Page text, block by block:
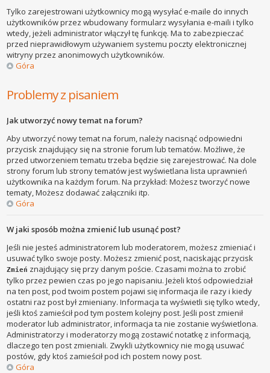
Tylko zarejestrowani użytkownicy mogą wysyłać e-maile do innych
użytkowników przez wbudowany formularz wysyłania e-maili i tylko
wtedy, jeżeli administrator włączył tę funkcję. Ma to zabezpieczać
przed nieprawidłowym używaniem systemu poczty elektronicznej
witryny przez anonimowych użytkowników.
Góra
Problemy z pisaniem
Jak utworzyć nowy temat na forum?
Aby utworzyć nowy temat na forum, należy nacisnąć odpowiedni
przycisk znajdujący się na stronie forum lub tematów. Możliwe, że
przed utworzeniem tematu trzeba będzie się zarejestrować. Na dole
strony forum lub strony tematów jest wyświetlana lista uprawnień
użytkownika na każdym forum. Na przykład: Możesz tworzyć nowe
tematy, Możesz dodawać załączniki itp.
Góra
W jaki sposób można zmienić lub usunąć post?
Jeśli nie jesteś administratorem lub moderatorem, możesz zmieniać i
usuwać tylko swoje posty. Możesz zmienić post, naciskając przycisk
Zmień znajdujący się przy danym poście. Czasami można to zrobić
tylko przez pewien czas po jego napisaniu. Jeżeli ktoś odpowiedział
na ten post, pod twoim postem pojawi się informacja ile razy i kiedy
ostatni raz post był zmieniany. Informacja ta wyświetli się tylko wtedy,
jeśli ktoś zamieścił pod tym postem kolejny post. Jeśli post zmienił
moderator lub administrator, informacja ta nie zostanie wyświetlona.
Administratorzy i moderatorzy mogą zostawić notatkę z informacją,
dlaczego ten post zmieniali. Zwykli użytkownicy nie mogą usuwać
postów, gdy ktoś zamieścił pod ich postem nowy post.
Góra